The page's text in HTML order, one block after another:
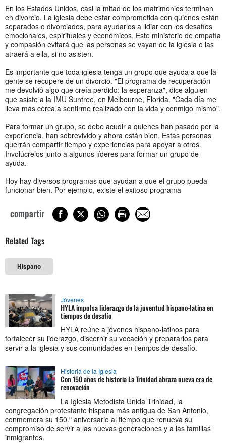
En los Estados Unidos, casi la mitad de los matrimonios terminan
en divorcio. La iglesia debe estar comprometida con quienes están
separados o divorciados, para ayudarlos a lidiar con los desafíos
emocionales, espirituales y económicos. Este ministerio de empatía
y compasión evitará que las personas se vayan de la iglesia o las
atraerá a ella, si no asisten.
Es importante que toda iglesia tenga un grupo que ayuda a que la
gente se recupere de un divorcio. "El programa de recuperación
me devolvió algo que creía perdido: la esperanza", dice alguien
que asiste a la IMU Suntree, en Melbourne, Florida. "Cada día me
lleva más cerca a sentirme realizado con la vida y conmigo mismo".
Para formar un grupo, se debe acudir a quienes han pasado por la
experiencia, han sobrevivido y ahora están bien. Estas personas
querrán compartir tiempo y experiencias para apoyar a otros.
Involúcrelos junto a algunos líderes para formar un grupo de
ayuda.
Hoy hay diversos programas que ayudan a que el grupo pueda
funcionar bien. Por ejemplo, existe el exitoso programa
compartir
Related Tags
Hispano
Jóvenes
HYLA impulsa liderazgo de la juventud hispano-latina en
tiempos de desafío
HYLA reúne a jóvenes hispano-latinos para
fortalecer su liderazgo, discernir su vocación y prepararlos para
servir a la iglesia y sus comunidades en tiempos de desafío.
Historia de la Iglesia
Con 150 años de historia La Trinidad abraza nueva era de
renovación
La Iglesia Metodista Unida Trinidad, la
congregación protestante hispana más antigua de San Antonio,
conmemora su 150.º aniversario al tiempo que renueva su
compromiso de servir a las nuevas generaciones y a las familias
inmigrantes.